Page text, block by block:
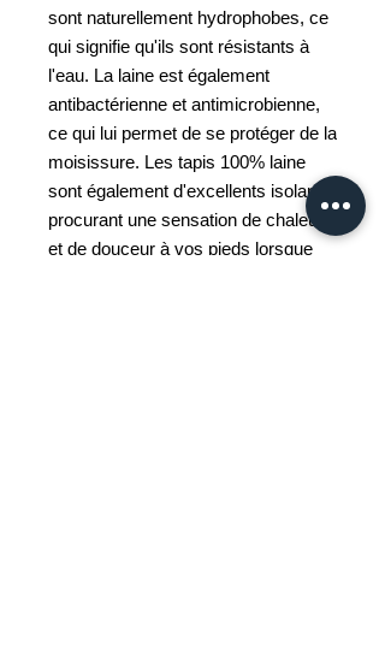
sont naturellement hydrophobes, ce
qui signifie qu'ils sont résistants à
l'eau. La laine est également
antibactérienne et antimicrobienne,
ce qui lui permet de se protéger de la
moisissure. Les tapis 100% laine
sont également d'excellents isolants,
procurant une sensation de chaleur
et de douceur à vos pieds lorsque